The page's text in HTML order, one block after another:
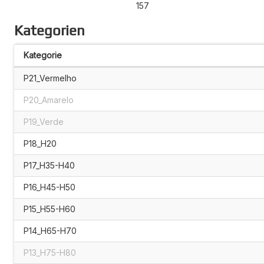
157
Kategorien
Kategorie
P21_Vermelho
P20_Amarelo
P19_Verde
P18_H20
P17_H35-H40
P16_H45-H50
P15_H55-H60
P14_H65-H70
P13_H75-H80